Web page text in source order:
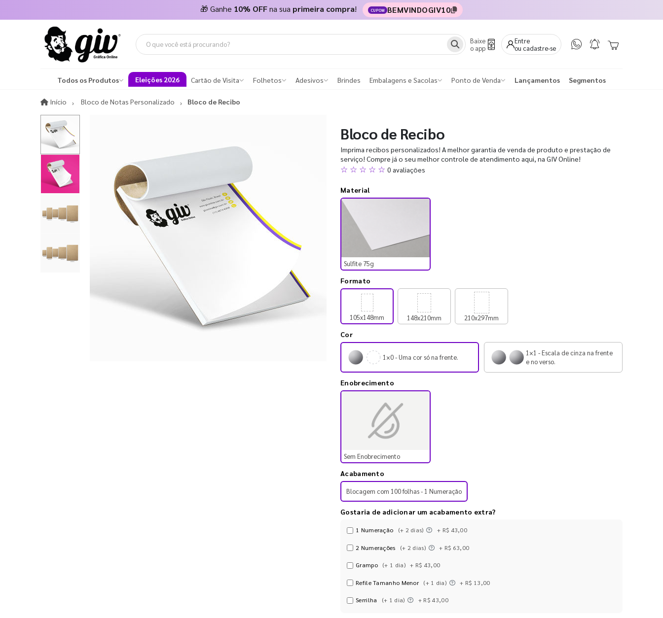
🎁 Ganhe 10% OFFna sua primeira compra! CUPOM BEMVINDOGIV10
Baixe
o app
Entre
ou cadastre-se
Todos os Produtos Eleições 2026 Cartão de Visita Folhetos Adesivos Brindes Embalagens e Sacolas Ponto de Venda Lançamentos Segmentos
Início InícioBloco de Notas Personalizado Bloco de Recibo
Bloco de Recibo
Imprima recibos personalizados! A melhor garantia de venda de produto e prestação de
serviço! Compre já o seu melhor controle de atendimento aqui, na GIV Online!
☆ ☆ ☆ ☆ ☆ 0 avaliações
Material
Sulfite 75g
Formato
105x148mm 148x210mm 210x297mm
Cor
1×0 - Uma cor só na frente.
1×1 - Escala de cinza na frente
e no verso.
Enobrecimento
Sem Enobrecimento
Acabamento
Blocagem com 100 folhas - 1 Numeração
Gostaria de adicionar um acabamento extra?
1 Numeração (+ 2 dias) + R$ 43,00
2 Numerações (+ 2 dias) + R$ 63,00
Grampo (+ 1 dia) + R$ 43,00
Refile Tamanho Menor (+ 1 dia) + R$ 13,00
Serrilha (+ 1 dia) + R$ 43,00